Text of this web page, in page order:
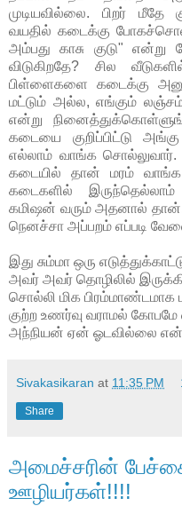
முடியவில்லை. பிறர் மீதே
வயதில் கடைக்கு
அம்பது காசு குடு"
விடுகிறதே? சில
பிள்ளைகளை கடைக்கு
மட்டும் அல்ல, எங்கும்
என்று
கடையை குறிப்பிட்டு
எல்லாம் வாங்க சொல்லுவார்.
கடையில் தான் மரம்
கடைகளில் இருந்தெல்லாம்
கமிஷன் வரும் அதனால் தான்.
நெனச்சா அப்பறம் எப்படி
இது சும்மா ஒரு
அவர் அவர் தொழிலில்
சொல்லி மிக பிரம்மாண்டமாக
குற்ற உணர்வு வராமல் கோபமே
அந்நியன் ஏன் ஓடவில்லை
Sivakasikaran at 11:35 PM
Share
அமைச்சரின்
ஊழியர்கள்!!!!